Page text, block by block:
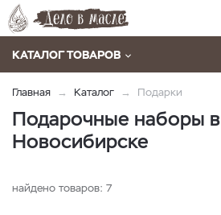
КАТАЛОГ ТОВАРОВ
Главная Каталог Подарки
Подарочные наборы в
Новосибирске
найдено товаров: 7